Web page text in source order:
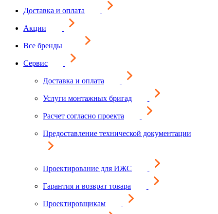
Доставка и оплата
Акции
Все бренды
Сервис
Доставка и оплата
Услуги монтажных бригад
Расчет согласно проекта
Предоставление технической документации
Проектирование для ИЖС
Гарантия и возврат товара
Проектировщикам